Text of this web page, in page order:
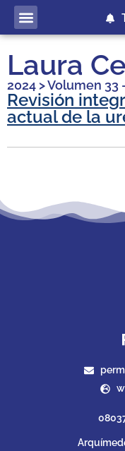
Laura
2024 >Volumen 33
Revisión
actual de la